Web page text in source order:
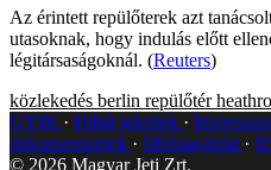
Az érintett repülőterek azt
utasoknak, hogy indulás előtt
légitársaságoknál. (Reuters)
közlekedés berlin repülőtér
GYIK
Hibát jelentek
dokumentumok
Médiaajánlat
© 2026 Magyar Jeti Zrt.